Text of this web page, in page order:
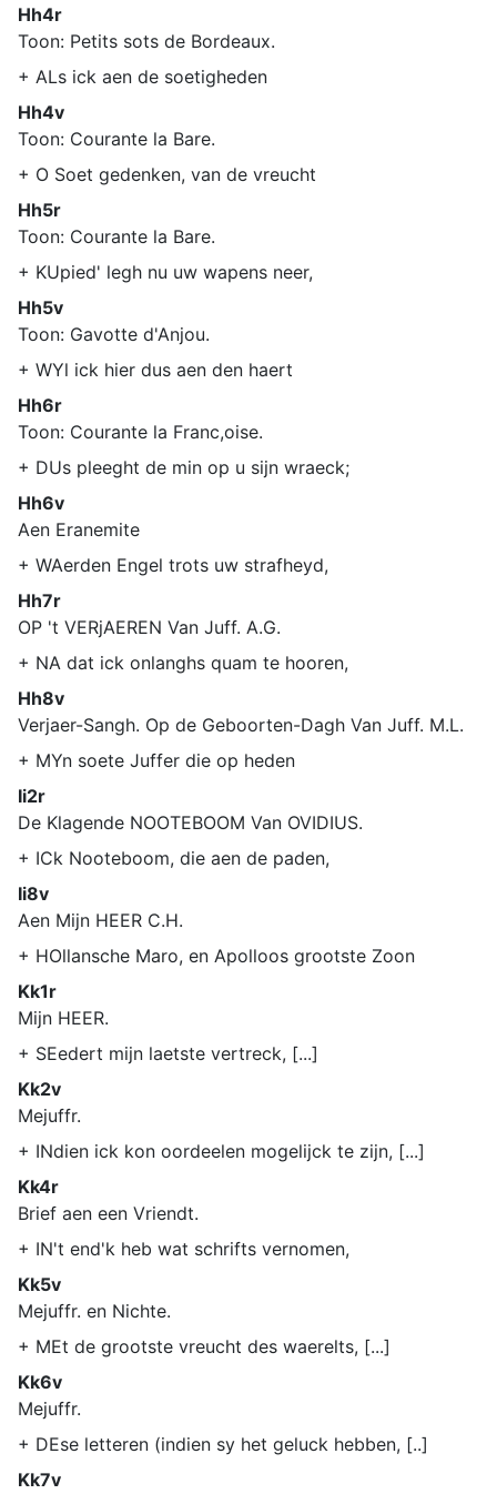
Hh4r
Toon: Petits sots de Bordeaux.
+ ALs ick aen de soetigheden
Hh4v
Toon: Courante la Bare.
+ O Soet gedenken, van de vreucht
Hh5r
Toon: Courante la Bare.
+ KUpied' legh nu uw wapens neer,
Hh5v
Toon: Gavotte d'Anjou.
+ WYl ick hier dus aen den haert
Hh6r
Toon: Courante la Franc,oise.
+ DUs pleeght de min op u sijn wraeck;
Hh6v
Aen Eranemite
+ WAerden Engel trots uw strafheyd,
Hh7r
OP 't VERjAEREN Van Juff. A.G.
+ NA dat ick onlanghs quam te hooren,
Hh8v
Verjaer-Sangh. Op de Geboorten-Dagh Van Juff. M.L.
+ MYn soete Juffer die op heden
Ii2r
De Klagende NOOTEBOOM Van OVIDIUS.
+ ICk Nooteboom, die aen de paden,
Ii8v
Aen Mijn HEER C.H.
+ HOllansche Maro, en Apolloos grootste Zoon
Kk1r
Mijn HEER.
+ SEedert mijn laetste vertreck, [...]
Kk2v
Mejuffr.
+ INdien ick kon oordeelen mogelijck te zijn, [...]
Kk4r
Brief aen een Vriendt.
+ IN't end'k heb wat schrifts vernomen,
Kk5v
Mejuffr. en Nichte.
+ MEt de grootste vreucht des waerelts, [...]
Kk6v
Mejuffr.
+ DEse letteren (indien sy het geluck hebben, [..]
Kk7v